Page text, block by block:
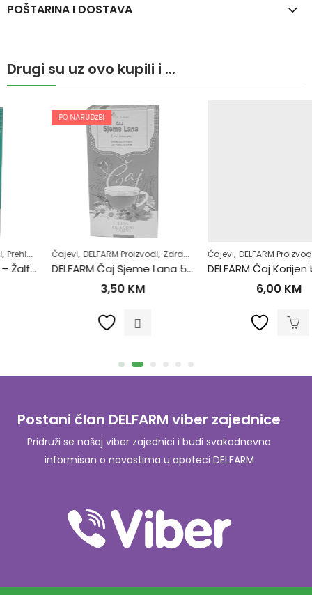
POŠTARINA I DOSTAVA
Drugi su uz ovo kupili i ...
Zdrav život,Zdravlje usne šupljine,Zubobolja
PO NARUDŽBI
Čajevi DELFARM Proizvodi,Zdrav život
DELFARM Čaj Sjeme Lana 50g
KM
Čajevi DELFARM Proizvodi,Prehlada i gripa
DELFARM Čaj Korijen bijelog sljeza 50g
KM
Postani član DELFARM viber zajednice
Pridruži se našoj viber zajednici i budi svakodnevno
informisan o novostima u apoteci DELFARM